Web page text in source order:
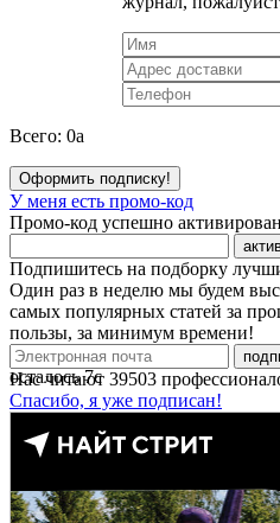
Всего: 0a
Оформить подписку!
У меня есть промо-код
Промо-код успешно активирован
Подпишитесь на подборку
Один раз в неделю мы будем
самых популярных статей за
пользы, за минимум времени!
Нас читают 39503
Спасибо, я уже подписан!
осталось7с